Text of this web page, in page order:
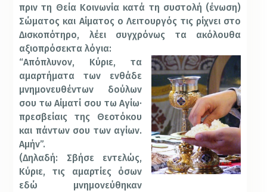
πριν τη Θεία Κοινωνία κατά τη συστολή (ένωση)
Σώματος και Αίματος ο Λειτουργός τις ρίχνει στο
Δισκοπότηρο, λέει συγχρόνως τα ακόλουθα
αξιοπρόσεκτα λόγια:
“Απόπλυνον, Κύριε, τα
αμαρτήματα των ενθάδε
μνημονευθέντων δούλων
σου τω Αίματί σου τω Αγίω·
πρεσβείαις της Θεοτόκου
και πάντων σου των αγίων.
Αμήν”.
(Δηλαδή: Σβήσε εντελώς,
Κύριε, τις αμαρτίες όσων
εδώ μνημονεύθηκαν